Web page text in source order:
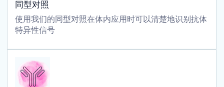
同型对照
使用我们的同型对照在体内应用时可以清楚地识别抗体
特异性信号